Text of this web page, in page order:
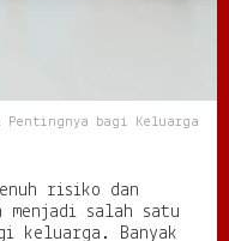
Pentingnya bagi Keluarga
risiko dan
salah satu
keluarga. Banyak